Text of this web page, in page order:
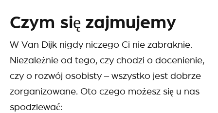
Czym się zajmujemy
W Van Dijk nigdy niczego Ci nie zabraknie.
Niezależnie od tego, czy chodzi o docenienie,
czy o rozwój osobisty – wszystko jest dobrze
zorganizowane. Oto czego możesz się u nas
spodziewać: